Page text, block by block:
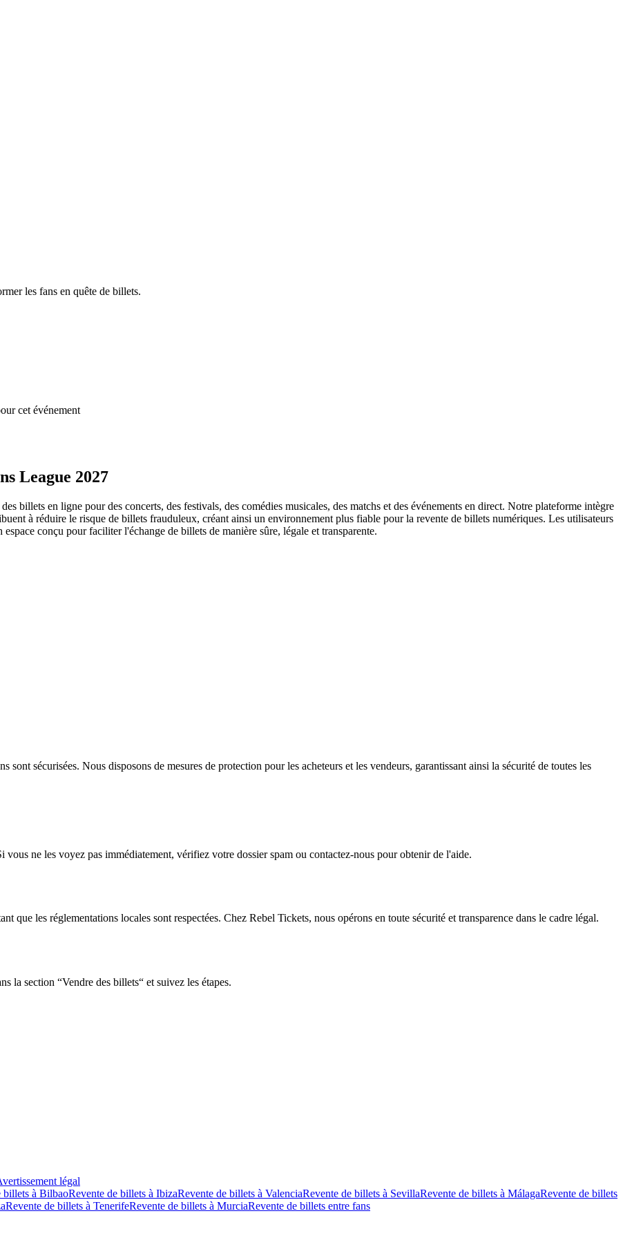
les fans en quête de billets.
cet événement
League 2027
billets en ligne pour des concerts, des festivals, des comédies musicales, des matchs et des événements en direct. Notre plateforme intègre
à réduire le risque de billets frauduleux, créant ainsi un environnement plus fiable pour la revente de billets numériques. Les utilisateurs
conçu pour faciliter l'échange de billets de manière sûre, légale et transparente.
sont sécurisées. Nous disposons de mesures de protection pour les acheteurs et les vendeurs, garantissant ainsi la sécurité de toutes les
ne les voyez pas immédiatement, vérifiez votre dossier spam ou contactez-nous pour obtenir de l'aide.
que les réglementations locales sont respectées. Chez Rebel Tickets, nous opérons en toute sécurité et transparence dans le cadre légal.
la section “Vendre des billets“ et suivez les étapes.
légal
billets à BilbaoRevente de billets à IbizaRevente de billets à ValenciaRevente de billets à SevillaRevente de billets à MálagaRevente de billets
Revente de billets à TenerifeRevente de billets à MurciaRevente de billets entre fans